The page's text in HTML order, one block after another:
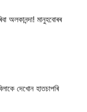
অলকানন্দা! মানুহবোৰৰ
দেখোন হাতচাপৰি